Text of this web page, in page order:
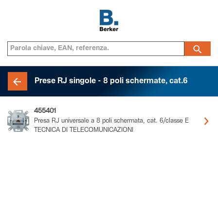
Prese RJ singole - 8 poli schermate, cat.6
455401
Presa RJ universale a 8 poli schermata, cat. 6/classe E
TECNICA DI TELECOMUNICAZIONI